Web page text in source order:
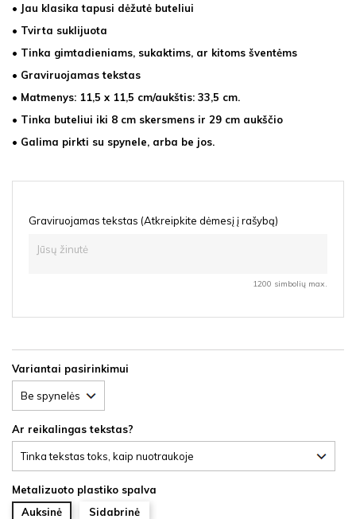
• Jau klasika tapusi dėžutė buteliui
• Tvirta suklijuota
• Tinka gimtadieniams, sukaktims, ar kitoms šventėms
• Graviruojamas tekstas
• Matmenys: 11,5 x 11,5 cm/aukštis: 33,5 cm.
• Tinka buteliui iki 8 cm skersmens ir 29 cm aukščio
• Galima pirkti su spynele, arba be jos.
Graviruojamas tekstas (Atkreipkite dėmesį į rašybą)
1200 simbolių max.
Variantai pasirinkimui
Ar reikalingas tekstas?
Metalizuoto plastiko spalva
Auksinė
Sidabrinė